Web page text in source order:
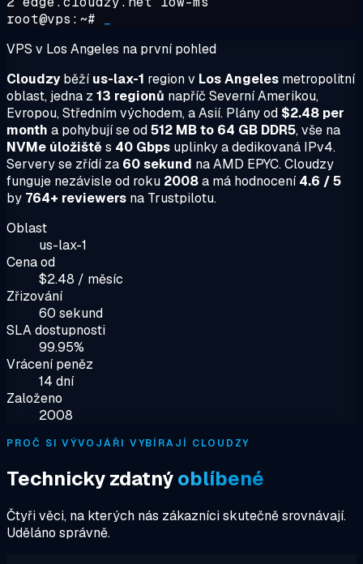
root@vps:~#
VPS v Los Angeles na první pohled
Cloudzyběžíus-lax-1 region v Los Angeles metropolitní
oblast, jedna z 13 regionů napříč Severní Amerikou,
Evropou, Středním východem, a Asií. Plány od $2.48 per
month a pohybují se od512 MB to 64 GB DDR5, vše na
NVMe úložiště s 40 Gbps uplinky a dedikovaná IPv4.
Servery se zřídí za 60 sekund na AMD EPYC. Cloudzy
funguje nezávisle od roku 2008a má hodnocení4.6 / 5
by 764+ reviewers na Trustpilotu.
Oblast
us-lax-1
Cena od
$2.48 / měsíc
Zřizování
60 sekund
SLA dostupnosti
99.95%
Vrácení peněz
14 dní
Založeno
2008
PROČ SI VÝVOJÁŘI VYBÍRAJÍ CLOUDZY
Technicky zdatnýoblíbené
Čtyři věci, na kterých nás zákazníci skutečně srovnávají.
Uděláno správně.